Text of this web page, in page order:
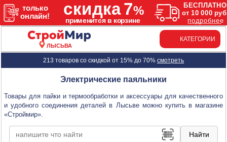
ЛЫСЬВА
КАТЕГОРИИ
213 товаров со скидкой от 15% до 70% смотреть
Электрические паяльники
Товары для пайки и термообработки и аксессуары для качественного
и удобного соединения деталей в Лысьве можно купить в магазине
«Строймир».